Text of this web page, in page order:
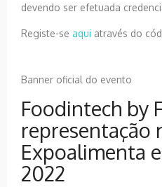
devendo ser efetuada
Registe-se aqui através do
Banner oficial do evento
Foodintech by
representação
Expoalimenta
2022